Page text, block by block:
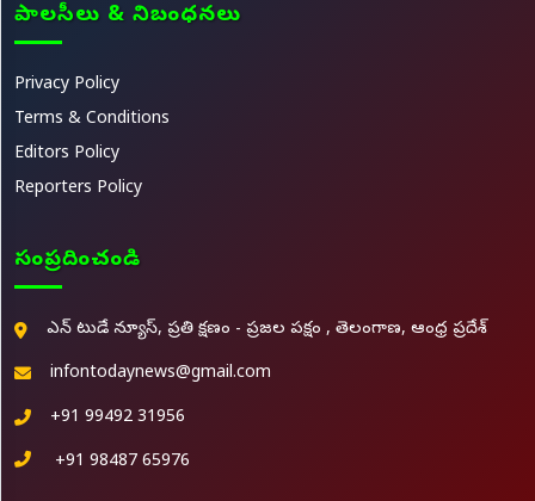
పాలసీలు & నిబంధనలు
Privacy Policy
Terms & Conditions
Editors Policy
Reporters Policy
సంప్రదించండి
ఎన్ టుడే న్యూస్, ప్రతి క్షణం - ప్రజల పక్షం , తెలంగాణ, ఆంధ్ర ప్రదేశ్
infontodaynews@gmail.com
+91 99492 31956
+91 98487 65976